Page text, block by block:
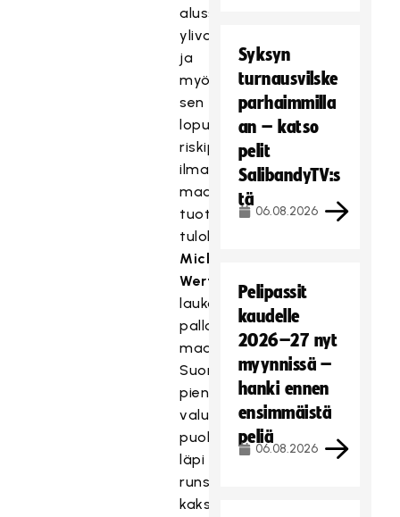
alussa
ylivoimahyökkäyksestä,
ja
myös
sen
lopun
riskipeli
ilman
maalivahtia
tuotti
tuloksen.
Michael
Wertheim
laukoi
pallon
maaliin
Suomen
pieneksi
valuneen
puolustusviisikon
läpi
runsaat
kaksi
Syksyn
turnausvilske
parhaimmilla
an – katso
pelit
SalibandyTV:s
tä
06.08.2026
Pelipassit
kaudelle
2026–27 nyt
myynnissä –
hanki ennen
ensimmäistä
peliä
06.08.2026